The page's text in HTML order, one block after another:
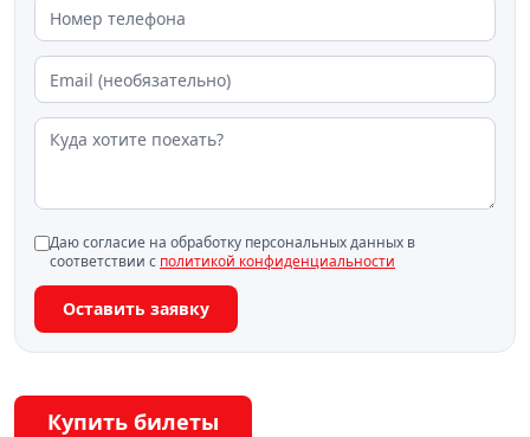
Даю согласие на обработку персональных данных в
соответствии с политикой конфиденциальности
Оставить заявку
Купить билеты